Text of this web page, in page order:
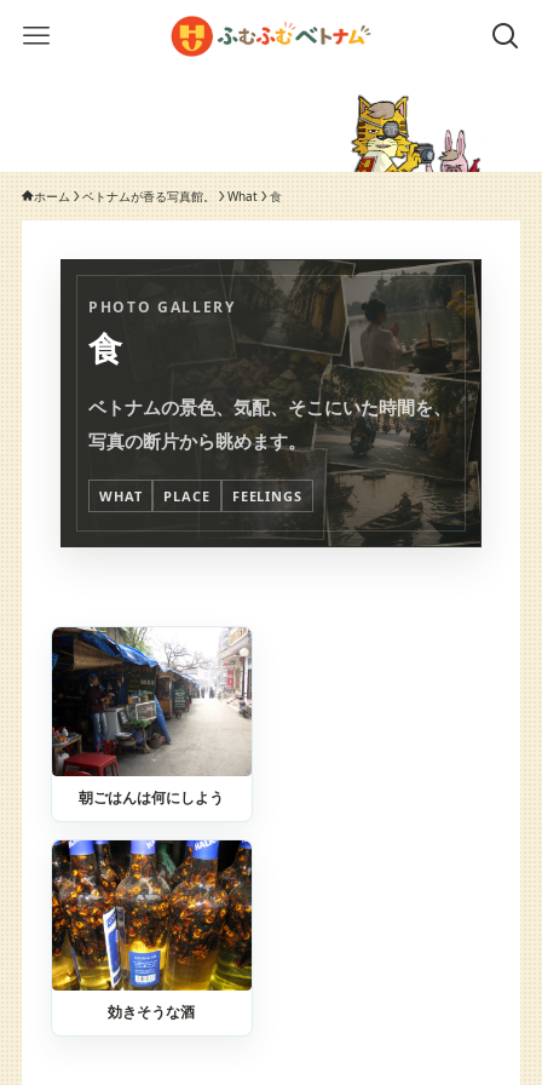
ホーム ベトナムが香る写真館。 What 食
PHOTO GALLERY
食
ベトナムの景色、気配、そこにいた時間を、
写真の断片から眺めます。
WHAT PLACE FEELINGS
朝ごはんは何にしよう
効きそうな酒